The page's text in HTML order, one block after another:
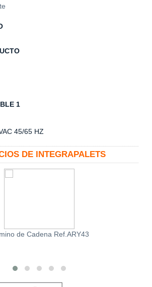
1
45/65 HZ
DE INTEGRAPALETS
de Cadena Ref.ARY43